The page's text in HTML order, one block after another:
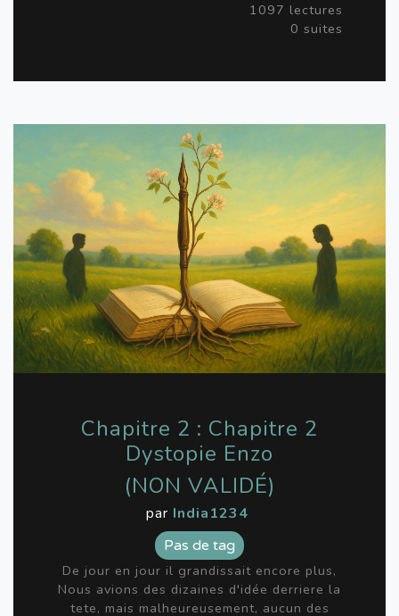
1097 lectures
0 suites
Chapitre 2 : Chapitre 2
Dystopie Enzo
(NON VALIDÉ)
par India1234
Pas de tag
De jour en jour il grandissait encore plus,
Nous avions des dizaines d'idée derriere la
tete, mais malheureusement, aucun des